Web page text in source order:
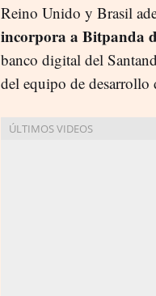
Reino Unido y Brasil
incorpora a Bitpanda
banco digital del
del equipo de desarrollo